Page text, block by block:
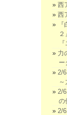
西
西
力
ー
2/
2/
の
2/